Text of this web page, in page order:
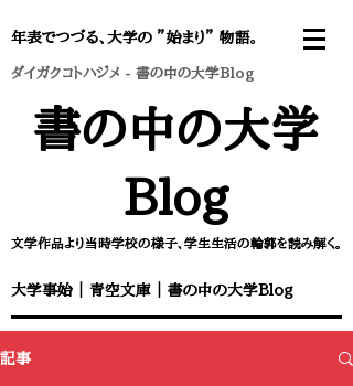
年表でつづる、大学の ”始まり” 物語。
ダイガクコトハジメ - 書の中の大学Blog
書の中の大学
Blog
文学作品より当時学校の様子、学生生活の輪郭を読み解く。
大学事始 青空文庫 書の中の大学Blog
記事